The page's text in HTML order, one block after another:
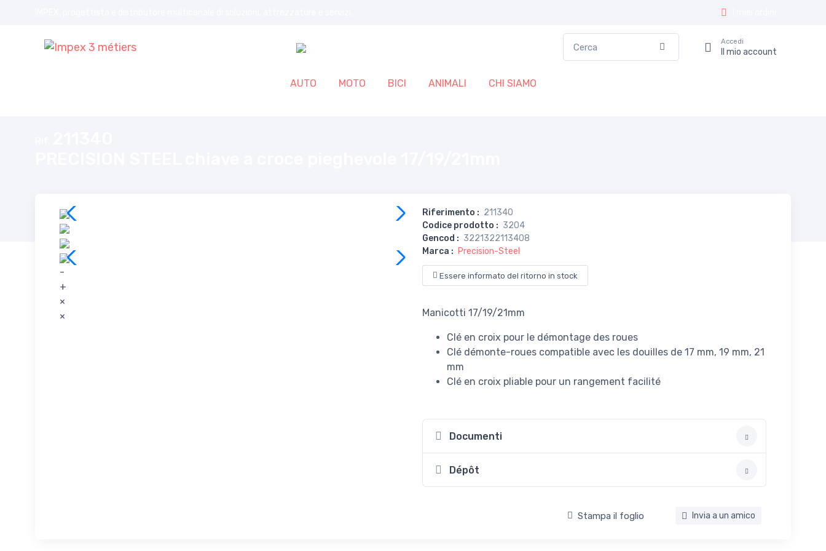
Conferma Accedi
Il mio account
AUTO MOTO BICI ANIMALI CHI SIAMO
-
+
×
×
Riferimento : 211340
Codice prodotto : 3204
Gencod : 3221322113408
Marca : Precision-Steel
Essere informato del ritorno in stock
Manicotti 17/19/21mm
Clé en croix pour le démontage des roues
Clé démonte-roues compatible avec les douilles de 17 mm, 19 mm, 21
mm
Clé en croix pliable pour un rangement facilité
Documenti
Dépôt
Stampa il foglio Invia a un amico